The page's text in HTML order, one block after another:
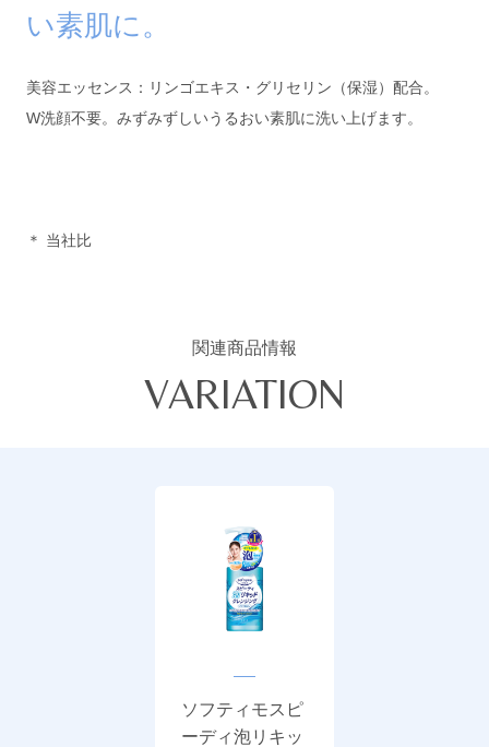
い素肌に。
美容エッセンス：リンゴエキス・グリセリン（保湿）配合。
W洗顔不要。みずみずしいうるおい素肌に洗い上げます。
＊ 当社比
関連商品情報
VARIATION
ソフティモスピ
ーディ泡リキッ